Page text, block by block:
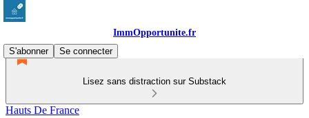
ImmOpportunite.fr
S'abonner
Se connecter
Lisez sans distraction sur Substack
Hauts De France